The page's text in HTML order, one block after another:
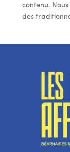
contenu.
des